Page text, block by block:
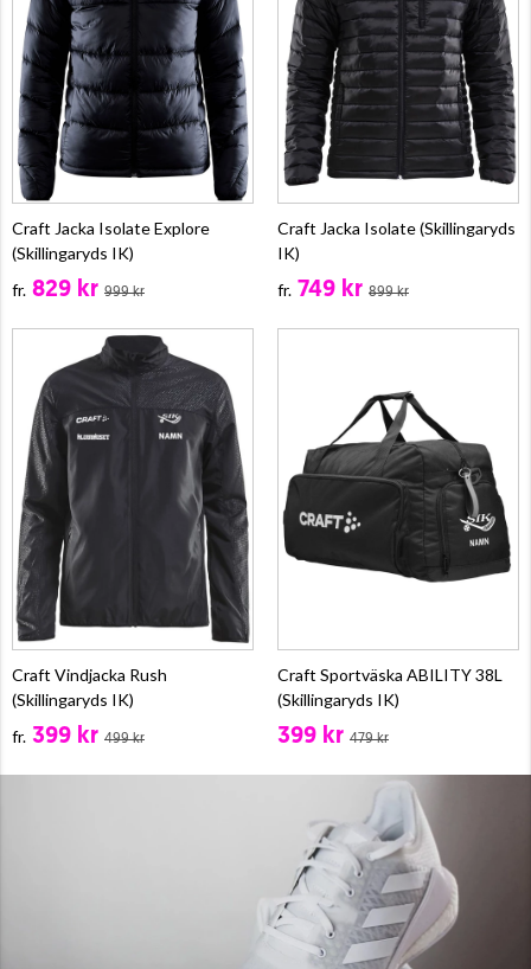
Craft Jacka Isolate Explore
(Skillingaryds IK)
fr. 829 kr 999 kr
Craft Jacka Isolate (Skillingaryds
IK)
fr. 749 kr 899 kr
Craft Vindjacka Rush
(Skillingaryds IK)
fr. 399 kr 499 kr
Craft Sportväska ABILITY 38L
(Skillingaryds IK)
399 kr 479 kr